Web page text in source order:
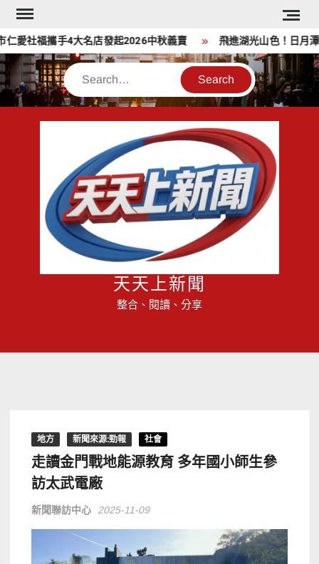
Skip
content
社福攜手4大名店發起2026中秋義賣 飛進湖光山色！日月潭
Search
天天上新聞
整合、閱讀、分享
地方 新聞來源:勁報 社會
走讀金門戰地能源教育 多年國小師生參
訪太武電廠
新聞聯訪中心 2025-11-09